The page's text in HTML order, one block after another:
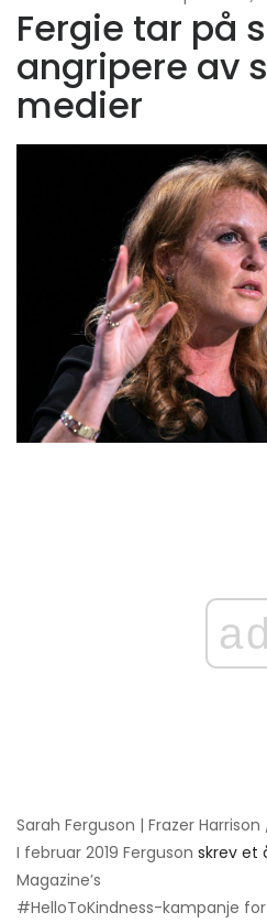
Fergie tar på
angripere av
medier
ad
Sarah Ferguson | Frazer
I februar 2019 Ferguson skrev et
Magazine’s
#HelloToKindness-kampanje